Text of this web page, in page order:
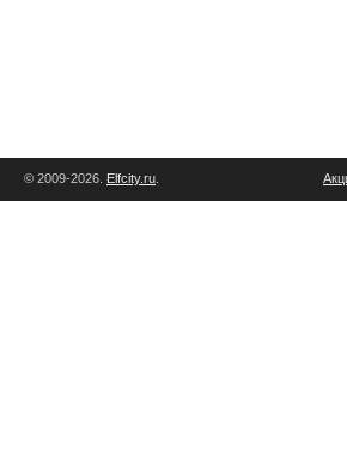
© 2009-2026. Elfcity.ru